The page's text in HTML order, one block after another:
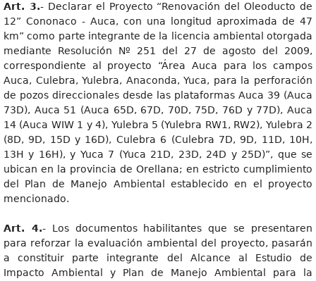
Art. 3.- Declarar el Proyecto “Renovación del Oleoducto de
12” Cononaco - Auca, con una longitud aproximada de 47
km” como parte integrante de la licencia ambiental otorgada
mediante Resolución Nº 251 del 27 de agosto del 2009,
correspondiente al proyecto “Área Auca para los campos
Auca, Culebra, Yulebra, Anaconda, Yuca, para la perforación
de pozos direccionales desde las plataformas Auca 39 (Auca
73D), Auca 51 (Auca 65D, 67D, 70D, 75D, 76D y 77D), Auca
14 (Auca WIW 1 y 4), Yulebra 5 (Yulebra RW1, RW2), Yulebra 2
(8D, 9D, 15D y 16D), Culebra 6 (Culebra 7D, 9D, 11D, 10H,
13H y 16H), y Yuca 7 (Yuca 21D, 23D, 24D y 25D)”, que se
ubican en la provincia de Orellana; en estricto cumplimiento
del Plan de Manejo Ambiental establecido en el proyecto
mencionado.
Art. 4.- Los documentos habilitantes que se presentaren
para reforzar la evaluación ambiental del proyecto, pasarán
a constituir parte integrante del Alcance al Estudio de
Impacto Ambiental y Plan de Manejo Ambiental para la